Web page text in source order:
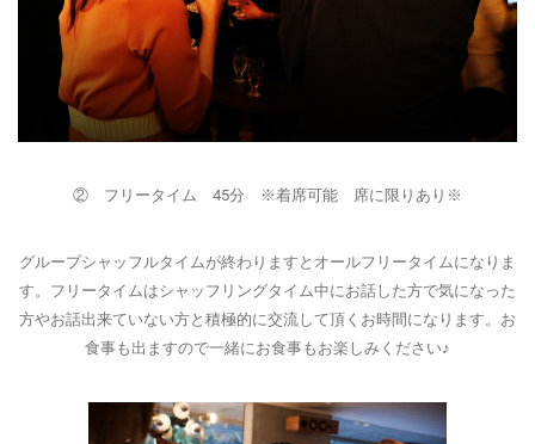
② フリータイム 45分 ※着席可能 席に限りあり※
グループシャッフルタイムが終わりますとオールフリータイムになりま
す。フリータイムはシャッフリングタイム中にお話した方で気になった
方やお話出来ていない方と積極的に交流して頂くお時間になります。お
食事も出ますので一緒にお食事もお楽しみください♪